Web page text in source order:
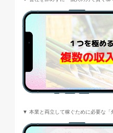
▼ 本業と両立して稼ぐために必要な「